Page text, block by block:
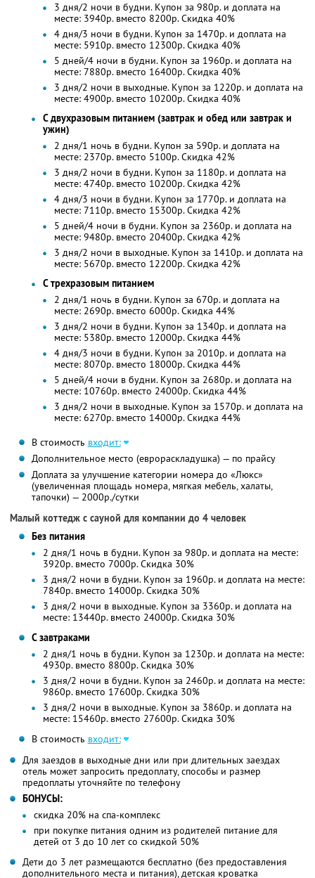
3 дня/2 ночи в будни. Купон за 980р. и доплата на
месте: 3940р. вместо 8200р. Скидка 40%
4 дня/3 ночи в будни. Купон за 1470р. и доплата на
месте: 5910р. вместо 12300р. Скидка 40%
5 дней/4 ночи в будни. Купон за 1960р. и доплата на
месте: 7880р. вместо 16400р. Скидка 40%
3 дня/2 ночи в выходные. Купон за 1220р. и доплата на
месте: 4900р. вместо 10200р. Скидка 40%
С двухразовым питанием (завтрак и обед или завтрак и
ужин)
2 дня/1 ночь в будни. Купон за 590р. и доплата на
месте: 2370р. вместо 5100р. Скидка 42%
3 дня/2 ночи в будни. Купон за 1180р. и доплата на
месте: 4740р. вместо 10200р. Скидка 42%
4 дня/3 ночи в будни. Купон за 1770р. и доплата на
месте: 7110р. вместо 15300р. Скидка 42%
5 дней/4 ночи в будни. Купон за 2360р. и доплата на
месте: 9480р. вместо 20400р. Скидка 42%
3 дня/2 ночи в выходные. Купон за 1410р. и доплата на
месте: 5670р. вместо 12200р. Скидка 42%
С трехразовым питанием
2 дня/1 ночь в будни. Купон за 670р. и доплата на
месте: 2690р. вместо 6000р. Скидка 44%
3 дня/2 ночи в будни. Купон за 1340р. и доплата на
месте: 5380р. вместо 12000р. Скидка 44%
4 дня/3 ночи в будни. Купон за 2010р. и доплата на
месте: 8070р. вместо 18000р. Скидка 44%
5 дней/4 ночи в будни. Купон за 2680р. и доплата на
месте: 10760р. вместо 24000р. Скидка 44%
3 дня/2 ночи в выходные. Купон за 1570р. и доплата на
месте: 6270р. вместо 14000р. Скидка 44%
В стоимость входит:
Дополнительное место (еврораскладушка) — по прайсу
Доплата за улучшение категории номера до «Люкс»
(увеличенная площадь номера, мягкая мебель, халаты,
тапочки) — 2000р./сутки
Малый коттедж с сауной для компании до 4 человек
Без питания
2 дня/1 ночь в будни. Купон за 980р. и доплата на месте:
3920р. вместо 7000р. Скидка 30%
3 дня/2 ночи в будни. Купон за 1960р. и доплата на месте:
7840р. вместо 14000р. Скидка 30%
3 дня/2 ночи в выходные. Купон за 3360р. и доплата на
месте: 13440р. вместо 24000р. Скидка 30%
С завтраками
2 дня/1 ночь в будни. Купон за 1230р. и доплата на месте:
4930р. вместо 8800р. Скидка 30%
3 дня/2 ночи в будни. Купон за 2460р. и доплата на месте:
9860р. вместо 17600р. Скидка 30%
3 дня/2 ночи в выходные. Купон за 3860р. и доплата на
месте: 15460р. вместо 27600р. Скидка 30%
В стоимость входит:
Для заездов в выходные дни или при длительных заездах
отель может запросить предоплату, способы и размер
предоплаты уточняйте по телефону
БОНУСЫ:
скидка 20% на спа-комплекс
при покупке питания одним из родителей питание для
детей от 3 до 10 лет со скидкой 50%
Дети до 3 лет размещаются бесплатно (без предоставления
дополнительного места и питания), детская кроватка